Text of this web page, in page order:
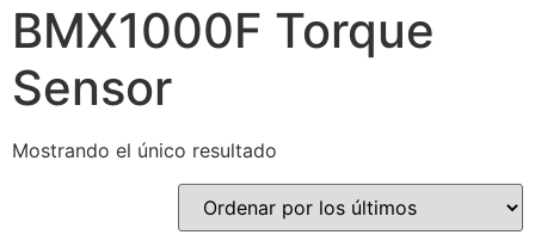
BMX1000F Torque
Sensor
Mostrando el único resultado